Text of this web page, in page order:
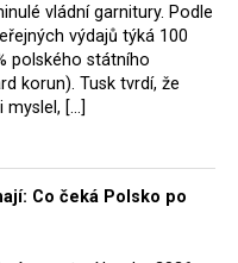
jistě potěší
i těžaře. Je těžké si
sám ministr
vládnoucí koalice.
Morawieckého vlády,
cca 7 %
podniky, spolu
cca pět
vládní garnitury. Podle
výdajů týká 100
polského státního
korun). Tusk tvrdí, že
myslel, […]
Co čeká Polsko po